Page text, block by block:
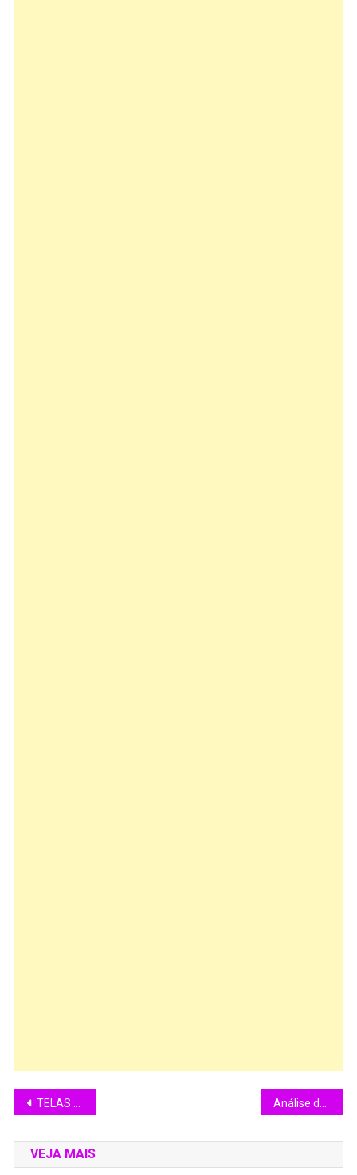
TELAS DA CINE-ARTE: confira as obras que serão exibidas nessa terça-feira (03)
VEJA MAIS